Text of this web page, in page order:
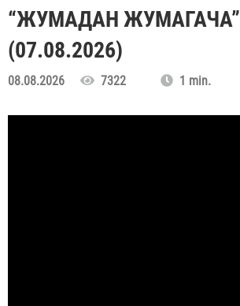
“ЖУМАДАН ЖУМАГАЧА”
(07.08.2026)
08.08.2026 7322 1 min.